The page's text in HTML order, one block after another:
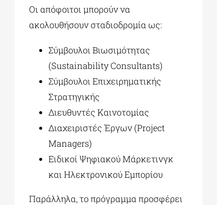
Οι απόφοιτοι μπορούν να
ακολουθήσουν σταδιοδρομία ως:
Σύμβουλοι Βιωσιμότητας
(Sustainability Consultants)
Σύμβουλοι Επιχειρηματικής
Στρατηγικής
Διευθυντές Καινοτομίας
Διαχειριστές Έργων (Project
Managers)
Ειδικοί Ψηφιακού Μάρκετινγκ
και Ηλεκτρονικού Εμπορίου
Παράλληλα, το πρόγραμμα προσφέρει